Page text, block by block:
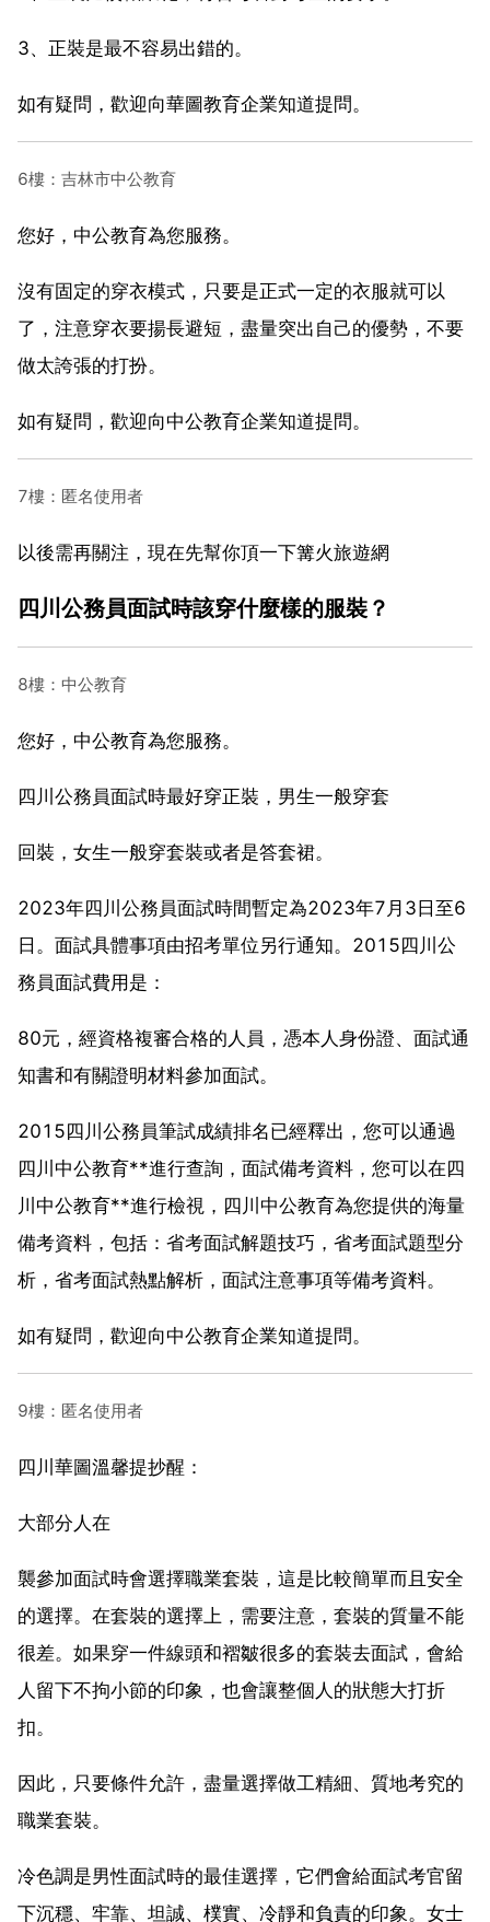
3、正裝是最不容易出錯的。
如有疑問，歡迎向華圖教育企業知道提問。
6樓：吉林市中公教育
您好，中公教育為您服務。
沒有固定的穿衣模式，只要是正式一定的衣服就可以
了，注意穿衣要揚長避短，盡量突出自己的優勢，不要
做太誇張的打扮。
如有疑問，歡迎向中公教育企業知道提問。
7樓：匿名使用者
以後需再關注，現在先幫你頂一下篝火旅遊網
四川公務員面試時該穿什麼樣的服裝？
8樓：中公教育
您好，中公教育為您服務。
四川公務員面試時最好穿正裝，男生一般穿套
回裝，女生一般穿套裝或者是答套裙。
2023年四川公務員面試時間暫定為2023年7月3日至6
日。面試具體事項由招考單位另行通知。2015四川公
務員面試費用是：
80元，經資格複審合格的人員，憑本人身份證、面試通
知書和有關證明材料參加面試。
2015四川公務員筆試成績排名已經釋出，您可以通過
四川中公教育**進行查詢，面試備考資料，您可以在四
川中公教育**進行檢視，四川中公教育為您提供的海量
備考資料，包括：省考面試解題技巧，省考面試題型分
析，省考面試熱點解析，面試注意事項等備考資料。
如有疑問，歡迎向中公教育企業知道提問。
9樓：匿名使用者
四川華圖溫馨提抄醒：
大部分人在
襲參加面試時會選擇職業套裝，這是比較簡單而且安全
的選擇。在套裝的選擇上，需要注意，套裝的質量不能
很差。如果穿一件線頭和褶皺很多的套裝去面試，會給
人留下不拘小節的印象，也會讓整個人的狀態大打折
扣。
因此，只要條件允許，盡量選擇做工精細、質地考究的
職業套裝。
冷色調是男性面試時的最佳選擇，它們會給面試考官留
下沉穩、牢靠、坦誠、樸實、冷靜和負責的印象。女士